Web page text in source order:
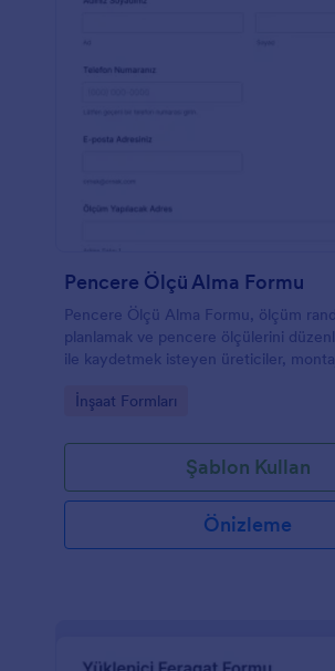
Pencere Ölçü Alma Formu
Pencere Ölçü Alma Formu, ölçüm
planlamak ve pencere ölçülerini
ile kaydetmek isteyen üreticiler,
Go to Category:
İnşaat Formları
Şablon Kullan
Önizleme